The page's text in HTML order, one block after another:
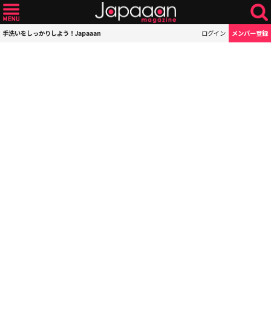
手洗いをしっかりしよう！Japaaan ログイン メンバー登録